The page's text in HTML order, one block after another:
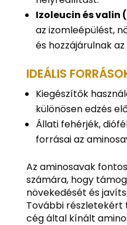
Izoleucin és valin
az izomleépülést,
és hozzájárulnak
IDEÁLIS
Kiegészítők
különösen edzés
Állati fehérjék,
forrásai az
Az aminosavak
számára, hogy
növekedését és
További részletekért
cég által kínált